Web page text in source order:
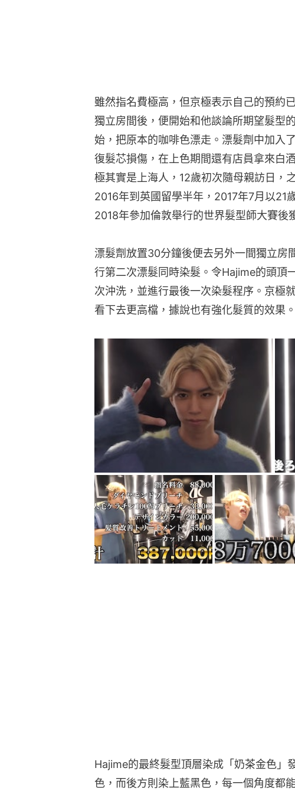
雖然指名費極高，但京極表示自己的預約
獨立房間後，便開始和他談論所期望髮型
始，把原本的咖啡色漂走。漂髮劑中加入
復髮芯損傷，在上色期間還有店員拿來白
極其實是上海人，12歲初次隨母親訪日，
2016年到英國留學半年，2017年7月以21
2018年參加倫敦舉行的世界髮型師大賽後
漂髮劑放置30分鐘後便去另外一間獨立房
行第二次漂髮同時染髮。令Hajime的頭頂
次沖洗，並進行最後一次染髮程序。京極
看下去更高檔，據說也有強化髮質的效果。
Hajime的最終髮型頂層染成「奶茶金色」
色，而後方則染上藍黑色，每一個角度都